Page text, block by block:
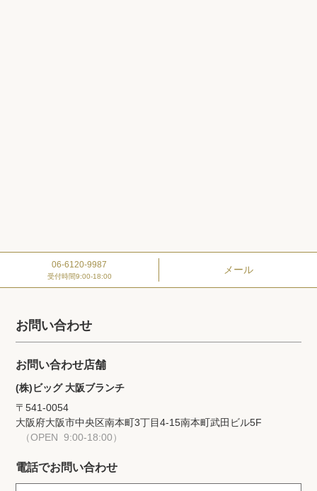
06-6120-9987
受付時間9:00-18:00
メール
お問い合わせ
お問い合わせ店舗
(株)ビッグ 大阪ブランチ
〒541-0054
大阪府大阪市中央区南本町3丁目4-15南本町武田ビル5F
（OPEN 9:00-18:00）
電話でお問い合わせ